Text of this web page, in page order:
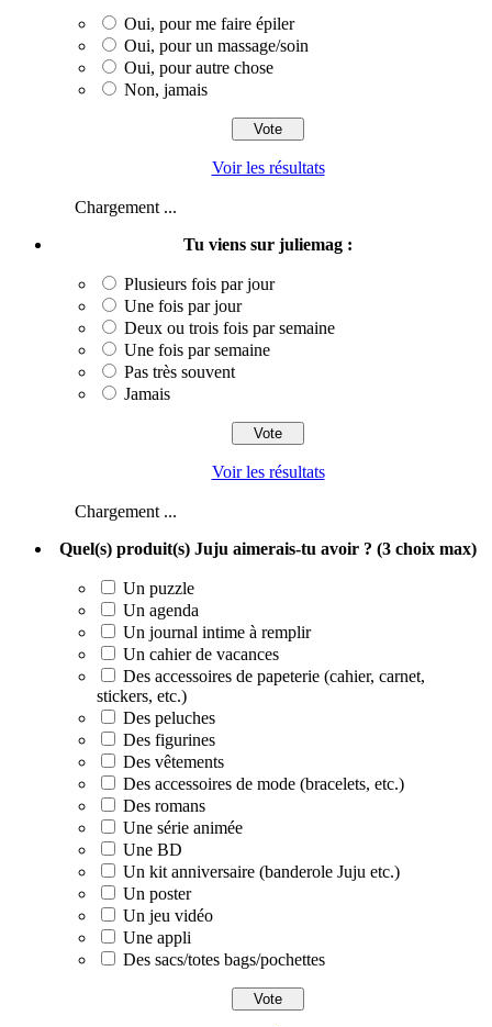
Oui, pour me faire épiler
Oui, pour un massage/soin
Oui, pour autre chose
Non, jamais
Voir les résultats
Chargement ...
Tu viens sur juliemag :
Plusieurs fois par jour
Une fois par jour
Deux ou trois fois par semaine
Une fois par semaine
Pas très souvent
Jamais
Voir les résultats
Chargement ...
Quel(s) produit(s) Juju aimerais-tu avoir ? (3 choix max)
Un puzzle
Un agenda
Un journal intime à remplir
Un cahier de vacances
Des accessoires de papeterie (cahier, carnet,
stickers, etc.)
Des peluches
Des figurines
Des vêtements
Des accessoires de mode (bracelets, etc.)
Des romans
Une série animée
Une BD
Un kit anniversaire (banderole Juju etc.)
Un poster
Un jeu vidéo
Une appli
Des sacs/totes bags/pochettes